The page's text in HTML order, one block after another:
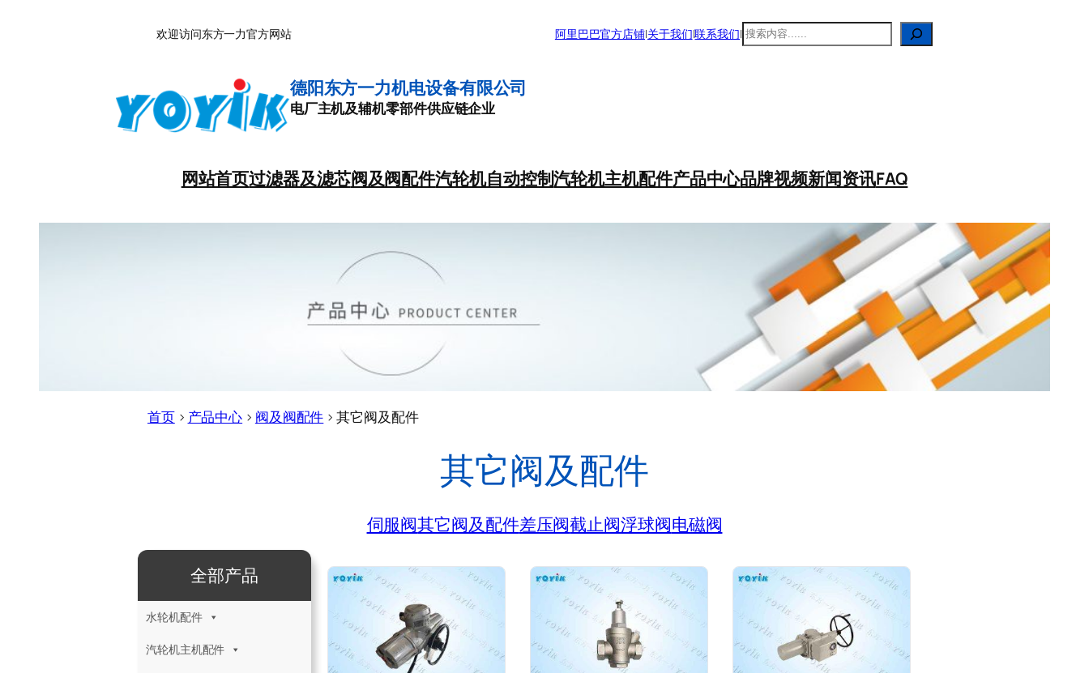
欢迎访问东方一力官方网站 阿里巴巴官方店铺|关于我们|联系我们| 搜
德阳东方一力机电设备有限公司
电厂主机及辅机零部件供应链企业
网站首页过滤器及滤芯阀及阀配件汽轮机自动控制汽轮机主机配件产品中心品牌视频新闻资讯FAQ
首页> 产品中心 > 阀及阀配件 >其它阀及配件
其它阀及配件
伺服阀其它阀及配件差压阀截止阀浮球阀电磁阀
全部产品
水轮机配件
汽轮机主机配件